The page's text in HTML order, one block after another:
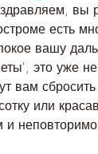
вы
есть
вашу
это уже
вам
или
и